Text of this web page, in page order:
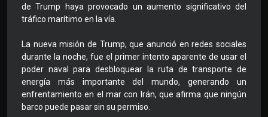
de Trump haya provocado un aumento significativo del
tráfico marítimo en la vía.
La nueva misión de Trump, que anunció en redes sociales
durante la noche, fue el primer intento aparente de usar el
poder naval para desbloquear la ruta de transporte de
energía más importante del mundo, generando un
enfrentamiento en el mar con Irán, que afirma que ningún
barco puede pasar sin su permiso.